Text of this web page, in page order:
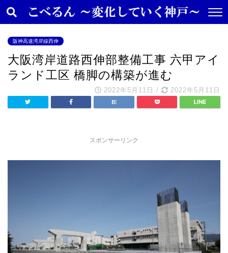
阪神高速湾岸線西伸
大阪湾岸道路西伸部整備工事 六甲アイ
ランド工区 橋脚の構築が進む
2022年5月11日 / 2022年5月11日
スポンサーリンク